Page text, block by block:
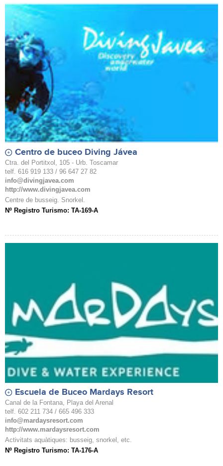
Centro de buceo Diving Jávea
Ctra. del Portitxol, 105 - Urb. Toscamar
telf. 616 919 133 / 96 647 27 82
info@divingjavea.com
http://www.divingjavea.com
Centre de busseig. Snorkel.
Nº Registro Turismo: TA-169-A
Escuela de Buceo Mardays Resort
Canal de la Fontana, Playa del Arenal
telf. 602 211 734 / 665 496 333
info@mardaysresort.com
http://www.mardaysresort.com
Activitats aquàtiques: busseig, snorkel, etc.
Nº Registro Turismo: TA-176-A